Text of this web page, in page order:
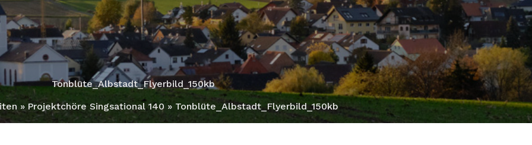
Tonblüte_Albstadt_Flyerbild_150kb
Projektchöre Singsational 140 Tonblüte_Albstadt_Flyerbild_150kb